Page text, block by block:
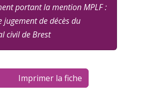
portant la mention MPLF :
jugement de décès du
civil de Brest
Imprimer la fiche